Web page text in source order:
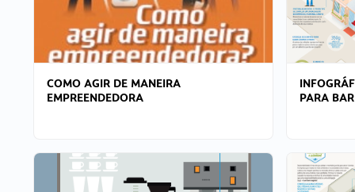
COMO AGIR DE MANEIRA
EMPREENDEDORA
PARA